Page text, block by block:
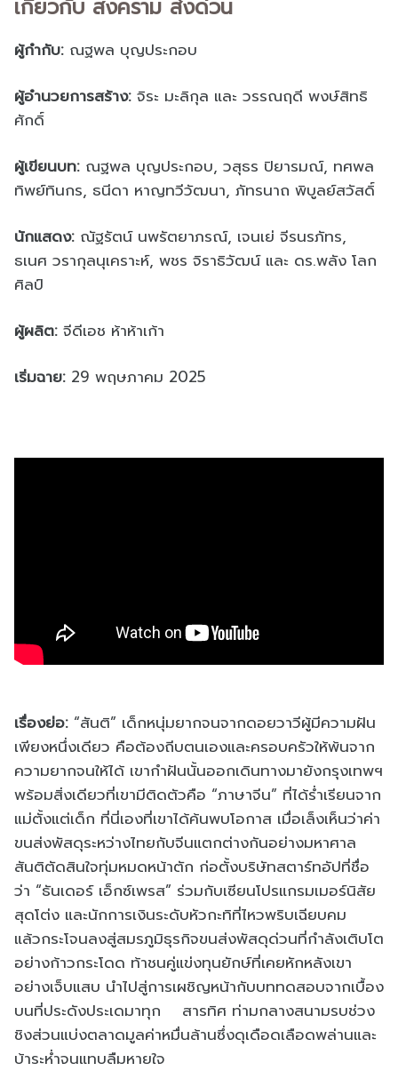
เกี่ยวกับ สงคราม ส่งด่วน
ผู้กำกับ: ณฐพล บุญประกอบ
ผู้อำนวยการสร้าง: จิระ มะลิกุล และ วรรณฤดี พงษ์สิทธิ
ศักดิ์
ผู้เขียนบท: ณฐพล บุญประกอบ, วสุธร ปิยารมณ์, ทศพล
ทิพย์ทินกร, ธนีดา หาญทวีวัฒนา, ภัทรนาถ พิบูลย์สวัสดิ์
นักแสดง: ณัฐรัตน์ นพรัตยาภรณ์, เจนเย่ จีรนรภัทร,
ธเนศ วรากุลนุเคราะห์, พชร จิราธิวัฒน์ และ ดร.พลัง โลก
ศิลป์
ผู้ผลิต: จีดีเอช ห้าห้าเก้า
เริ่มฉาย: 29 พฤษภาคม 2025
เรื่องย่อ: “สันติ” เด็กหนุ่มยากจนจากดอยวาวีผู้มีความฝัน
เพียงหนึ่งเดียว คือต้องถีบตนเองและครอบครัวให้พ้นจาก
ความยากจนให้ได้ เขากำฝันนั้นออกเดินทางมายังกรุงเทพฯ
พร้อมสิ่งเดียวที่เขามีติดตัวคือ “ภาษาจีน” ที่ได้ร่ำเรียนจาก
แม่ตั้งแต่เด็ก ที่นี่เองที่เขาได้ค้นพบโอกาส เมื่อเล็งเห็นว่าค่า
ขนส่งพัสดุระหว่างไทยกับจีนแตกต่างกันอย่างมหาศาล
สันติตัดสินใจทุ่มหมดหน้าตัก ก่อตั้งบริษัทสตาร์ทอัปที่ชื่อ
ว่า “ธันเดอร์ เอ็กซ์เพรส” ร่วมกับเซียนโปรแกรมเมอร์นิสัย
สุดโต่ง และนักการเงินระดับหัวกะทิที่ไหวพริบเฉียบคม
แล้วกระโจนลงสู่สมรภูมิธุรกิจขนส่งพัสดุด่วนที่กำลังเติบโต
อย่างก้าวกระโดด ท้าชนคู่แข่งทุนยักษ์ที่เคยหักหลังเขา
อย่างเจ็บแสบ นำไปสู่การเผชิญหน้ากับบททดสอบจากเบื้อง
บนที่ประดังประเดมาทุก สารทิศ ท่ามกลางสนามรบช่วง
ชิงส่วนแบ่งตลาดมูลค่าหมื่นล้านซึ่งดุเดือดเลือดพล่านและ
บ้าระห่ำจนแทบลืมหายใจ